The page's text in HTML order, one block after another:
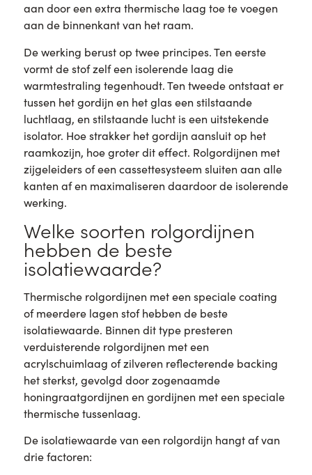
aan door een extra thermische laag toe te voegen
aan de binnenkant van het raam.
De werking berust op twee principes. Ten eerste
vormt de stof zelf een isolerende laag die
warmtestraling tegenhoudt. Ten tweede ontstaat er
tussen het gordijn en het glas een stilstaande
luchtlaag, en stilstaande lucht is een uitstekende
isolator. Hoe strakker het gordijn aansluit op het
raamkozijn, hoe groter dit effect. Rolgordijnen met
zijgeleiders of een cassettesysteem sluiten aan alle
kanten af en maximaliseren daardoor de isolerende
werking.
Welke soorten rolgordijnen
hebben de beste
isolatiewaarde?
Thermische rolgordijnen met een speciale coating
of meerdere lagen stof hebben de beste
isolatiewaarde. Binnen dit type presteren
verduisterende rolgordijnen met een
acrylschuimlaag of zilveren reflecterende backing
het sterkst, gevolgd door zogenaamde
honingraatgordijnen en gordijnen met een speciale
thermische tussenlaag.
De isolatiewaarde van een rolgordijn hangt af van
drie factoren: